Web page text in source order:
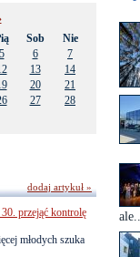
Sob
Nie
5 6
7
13
14
20
21
27
28
przejąć kontrolę
młodych szuka
dodaj artykuł »